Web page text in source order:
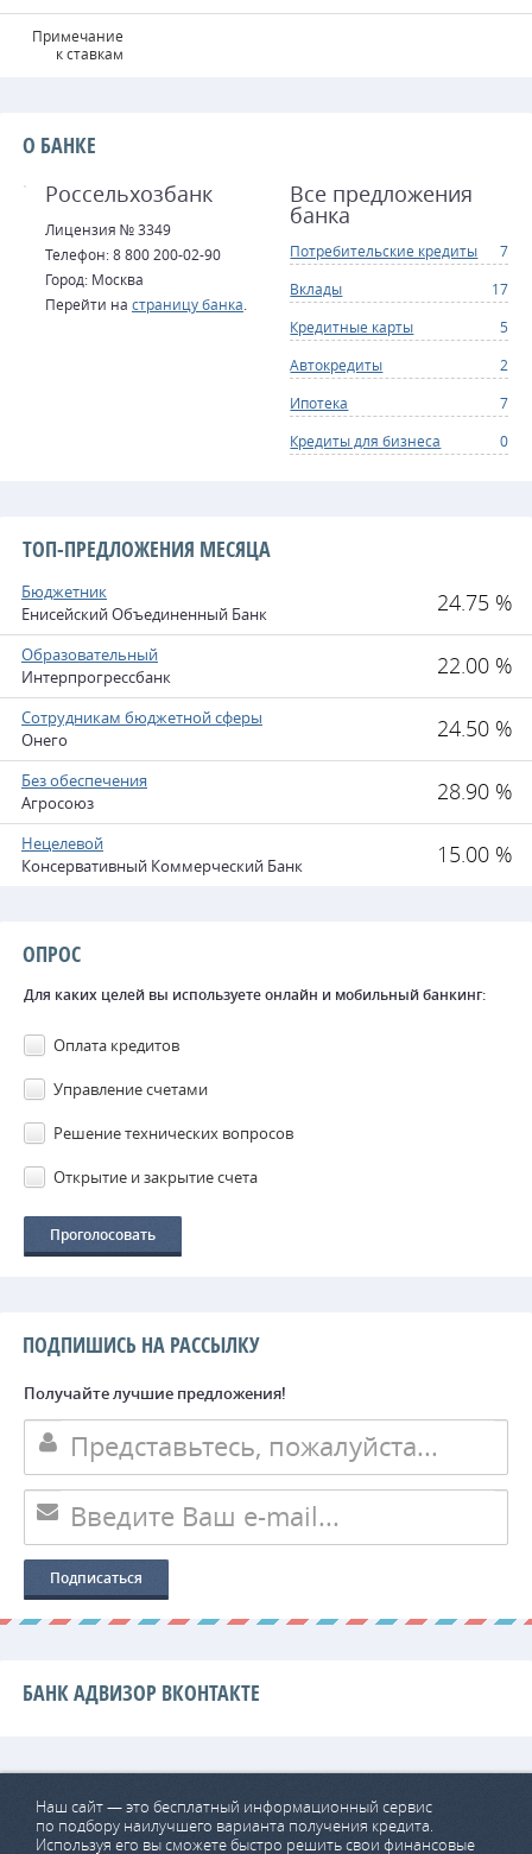
Примечание
к ставкам
О БАНКЕ
Россельхозбанк
Лицензия № 3349
Телефон: 8 800 200-02-90
Город: Москва
Перейти на страницу банка
Все предложения
банка
Потребительские кредиты
7
Вклады
17
Кредитные карты
5
Автокредиты
2
Ипотека
7
Кредиты для бизнеса
0
ТОП-ПРЕДЛОЖЕНИЯ МЕСЯЦА
Бюджетник
Енисейский Объединенный Банк
24.75 %
Образовательный
Интерпрогрессбанк
22.00 %
Сотрудникам бюджетной сферы
Онего
24.50 %
Без обеспечения
Агросоюз
28.90 %
Нецелевой
Консервативный Коммерческий Банк
15.00 %
ОПРОС
Для каких целей вы используете онлайн и мобильный банкинг:
Оплата кредитов
Управление счетами
Решение технических вопросов
Открытие и закрытие счета
ПОДПИШИСЬ НА РАССЫЛКУ
Получайте лучшие предложения!
БАНК АДВИЗОР ВКОНТАКТЕ
Наш сайт — это бесплатный информационный сервис
по подбору наилучшего варианта получения кредита.
Используя его вы сможете быстро решить свои финансовые